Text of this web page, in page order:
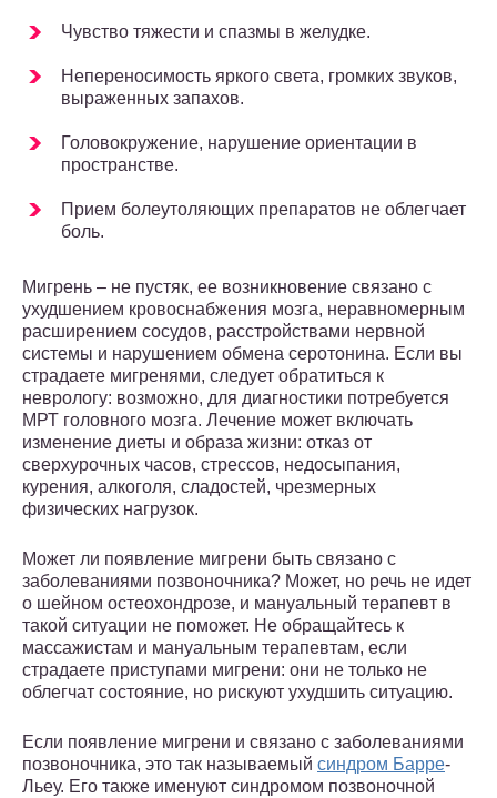
Чувство тяжести и спазмы в желудке.
Непереносимость яркого света, громких звуков,
выраженных запахов.
Головокружение, нарушение ориентации в
пространстве.
Прием болеутоляющих препаратов не облегчает
боль.
Мигрень – не пустяк, ее возникновение связано с
ухудшением кровоснабжения мозга, неравномерным
расширением сосудов, расстройствами нервной
системы и нарушением обмена серотонина. Если вы
страдаете мигренями, следует обратиться к
неврологу: возможно, для диагностики потребуется
МРТ головного мозга. Лечение может включать
изменение диеты и образа жизни: отказ от
сверхурочных часов, стрессов, недосыпания,
курения, алкоголя, сладостей, чрезмерных
физических нагрузок.
Может ли появление мигрени быть связано с
заболеваниями позвоночника? Может, но речь не идет
о шейном остеохондрозе, и мануальный терапевт в
такой ситуации не поможет. Не обращайтесь к
массажистам и мануальным терапевтам, если
страдаете приступами мигрени: они не только не
облегчат состояние, но рискуют ухудшить ситуацию.
Если появление мигрени и связано с заболеваниями
позвоночника, это так называемый синдром Барре-
Льеу. Его также именуют синдромом позвоночной